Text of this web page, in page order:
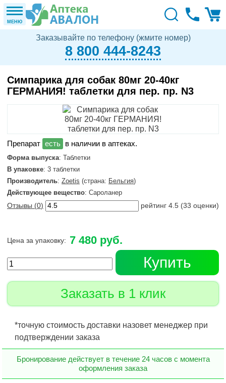
МЕНЮ
Заказывайте по телефону (жмите номер)
8 800 444-8243
Симпарика для собак 80мг 20-40кг
ГЕРМАНИЯ! таблетки для пер. пр. N3
в наличии в аптеках.
Форма выпуска: Таблетки
В упаковке: 3 таблетки
Производитель: Zoetis (страна: Бельгия)
Действующее вещество: Сароланер
Отзывы (0) рейтинг 4.5 (33 оценки)
Цена за упаковку: 7 480 руб.
Купить
Заказать в 1 клик
*точную стоимость доставки назовет менеджер при
подтверждении заказа
Бронирование действует в течение 24 часов с момента
оформления заказа